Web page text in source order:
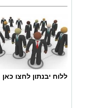
ללוח יבנתון לחצו כאן